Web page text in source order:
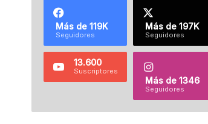
Más de 119K
Seguidores
Más de 197K
Seguidores
13.600
Suscriptores
Más de 1346
Seguidores